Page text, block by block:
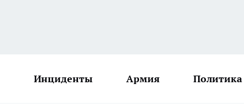
Инциденты Армия Политика